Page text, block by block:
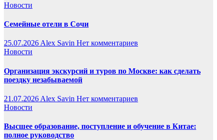
Новости
Семейные отели в Сочи
25.07.2026Alex Savin Нет комментариев
Новости
Организация экскурсий и туров по Москве: как сделать
поездку незабываемой
21.07.2026 Alex Savin Нет комментариев
Новости
Высшее образование, поступление и обучение в Китае:
полное руководство